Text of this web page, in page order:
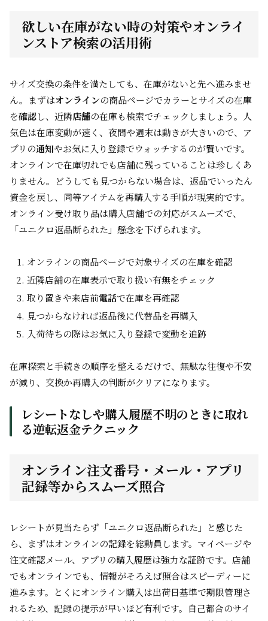
欲しい在庫がない時の対策やオンライ
ンストア検索の活用術
サイズ交換の条件を満たしても、在庫がないと先へ進みませ
ん。まずはオンラインの商品ページでカラーとサイズの在庫
を確認し、近隣店舗の在庫も検索でチェックしましょう。人
気色は在庫変動が速く、夜間や週末は動きが大きいので、ア
プリの通知やお気に入り登録でウォッチするのが賢いです。
オンラインで在庫切れでも店舗に残っていることは珍しくあ
りません。どうしても見つからない場合は、返品でいったん
資金を戻し、同等アイテムを再購入する手順が現実的です。
オンライン受け取り品は購入店舗での対応がスムーズで、
「ユニクロ返品断られた」懸念を下げられます。
オンラインの商品ページで対象サイズの在庫を確認
近隣店舗の在庫表示で取り扱い有無をチェック
取り置きや来店前電話で在庫を再確認
見つからなければ返品後に代替品を再購入
入荷待ちの際はお気に入り登録で変動を追跡
在庫探索と手続きの順序を整えるだけで、無駄な往復や不安
が減り、交換か再購入の判断がクリアになります。
レシートなしや購入履歴不明のときに取れ
る逆転返金テクニック
オンライン注文番号・メール・アプリ
記録等からスムーズ照合
レシートが見当たらず「ユニクロ返品断られた」と感じた
ら、まずはオンラインの記録を総動員します。マイページや
注文確認メール、アプリの購入履歴は強力な証跡です。店舗
でもオンラインでも、情報がそろえば照合はスピーディーに
進みます。とくにオンライン購入は出荷日基準で期限管理さ
れるため、記録の提示が早いほど有利です。自己都合のサイ